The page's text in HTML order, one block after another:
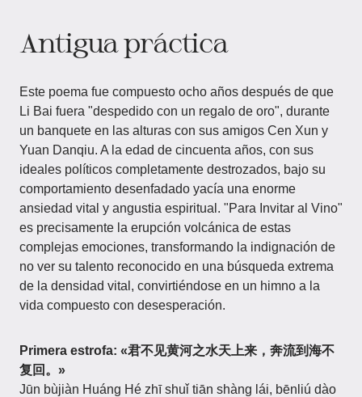
Antigua práctica
Este poema fue compuesto ocho años después de que
Li Bai fuera "despedido con un regalo de oro", durante
un banquete en las alturas con sus amigos Cen Xun y
Yuan Danqiu. A la edad de cincuenta años, con sus
ideales políticos completamente destrozados, bajo su
comportamiento desenfadado yacía una enorme
ansiedad vital y angustia espiritual. "Para Invitar al Vino"
es precisamente la erupción volcánica de estas
complejas emociones, transformando la indignación de
no ver su talento reconocido en una búsqueda extrema
de la densidad vital, convirtiéndose en un himno a la
vida compuesto con desesperación.
Primera estrofa: «君不见黄河之水天上来，奔流到海不
复回。»
Jūn bùjiàn Huáng Hé zhī shuǐ tiān shàng lái, bēnliú dào